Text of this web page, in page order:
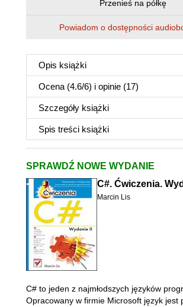
Przenieś na półkę
Powiadom o dostępności
Opis książki
Ocena (4.6/6) i opinie (17)
Szczegóły książki
Spis treści książki
SPRAWDŹ NOWE WYDANIE
C#. Ćwiczenia.
Marcin Lis
C# to jeden z najmłodszych języków
Opracowany w firmie Microsoft język jest